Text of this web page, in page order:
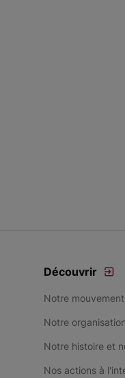
Découvrir
Notre
Notre
Notre histoire et
Nos actions à